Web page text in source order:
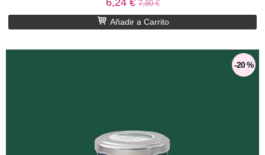
7,80 €
Añadir a Carrito
-20 %